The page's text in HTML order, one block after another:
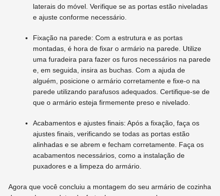
laterais do móvel. Verifique se as portas estão niveladas
e ajuste conforme necessário.
Fixação na parede: Com a estrutura e as portas
montadas, é hora de fixar o armário na parede. Utilize
uma furadeira para fazer os furos necessários na parede
e, em seguida, insira as buchas. Com a ajuda de
alguém, posicione o armário corretamente e fixe-o na
parede utilizando parafusos adequados. Certifique-se de
que o armário esteja firmemente preso e nivelado.
Acabamentos e ajustes finais: Após a fixação, faça os
ajustes finais, verificando se todas as portas estão
alinhadas e se abrem e fecham corretamente. Faça os
acabamentos necessários, como a instalação de
puxadores e a limpeza do armário.
Agora que você concluiu a montagem do seu armário de cozinha